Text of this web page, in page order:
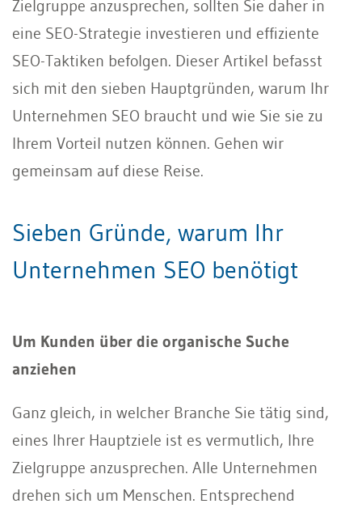
Zielgruppe anzusprechen, sollten Sie daher in
eine SEO-Strategie investieren und effiziente
SEO-Taktiken befolgen. Dieser Artikel befasst
sich mit den sieben Hauptgründen, warum Ihr
Unternehmen SEO braucht und wie Sie sie zu
Ihrem Vorteil nutzen können. Gehen wir
gemeinsam auf diese Reise.
Sieben Gründe, warum Ihr
Unternehmen SEO benötigt
Um Kunden über die organische Suche
anziehen
Ganz gleich, in welcher Branche Sie tätig sind,
eines Ihrer Hauptziele ist es vermutlich, Ihre
Zielgruppe anzusprechen. Alle Unternehmen
drehen sich um Menschen. Entsprechend